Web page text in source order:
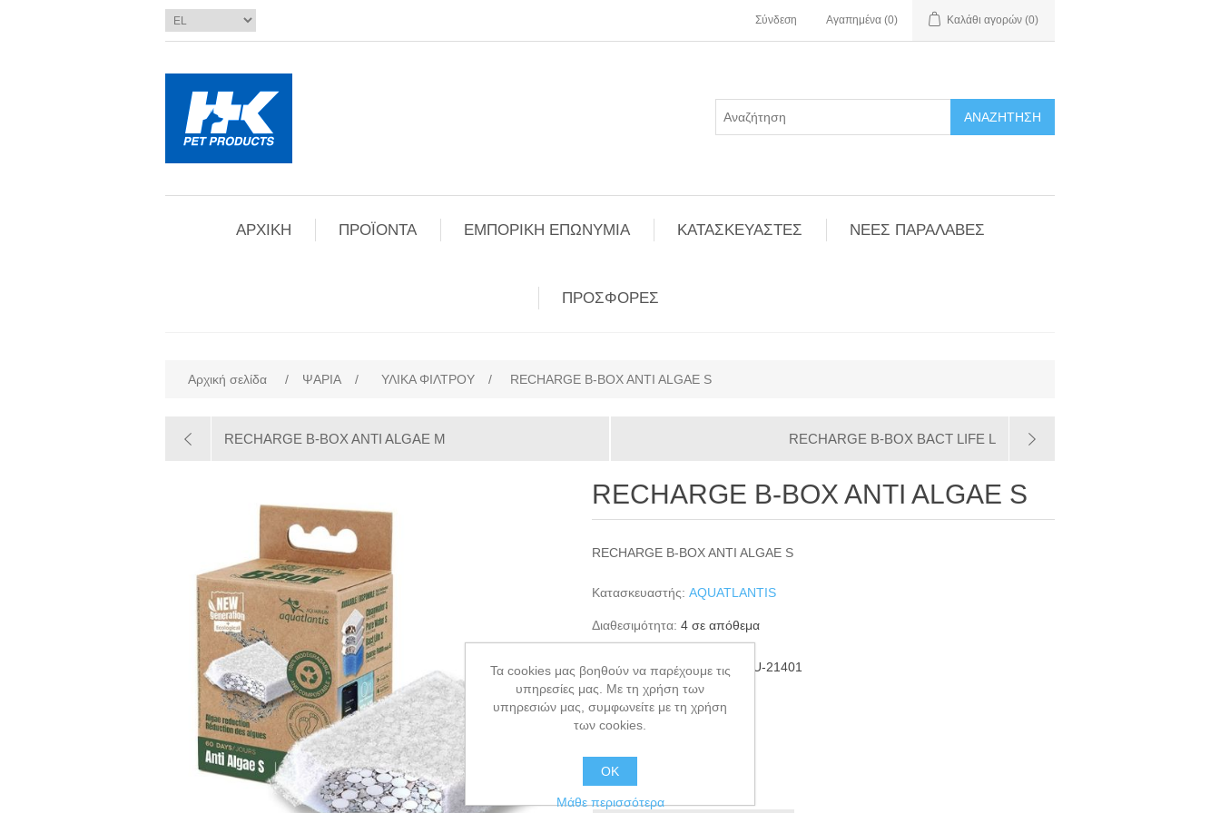
Σύνδεση Αγαπημένα (0) Καλάθι αγορών (0)
ΑΝΑΖΉΤΗΣΗ
ΑΡΧΙΚΗ ΠΡΟΪΟΝΤΑ ΕΜΠΟΡΙΚΗ ΕΠΩΝΥΜΙΑ ΚΑΤΑΣΚΕΥΑΣΤΕΣ ΝΕΕΣ ΠΑΡΑΛΑΒΕΣ
ΠΡΟΣΦΟΡΕΣ
Αρχική σελίδα / ΨΑΡΙΑ / ΥΛΙΚΑ ΦΙΛΤΡΟΥ / RECHARGE B-BOX ANTI ALGAE S
RECHARGE B-BOX ANTI ALGAE M RECHARGE B-BOX BACT LIFE L
RECHARGE B-BOX ANTI ALGAE S
RECHARGE B-BOX ANTI ALGAE S
Κατασκευαστής: AQUATLANTIS
Διαθεσιμότητα: 4 σε απόθεμα
ΚΩΔΙΚΟΣ ΠΡΟΪΟΝΤΟΣ:
AQU-21401
GTIN: 5607329214016
€7,60
Τα cookies μας βοηθούν να παρέχουμε τις
υπηρεσίες μας. Με τη χρήση των
υπηρεσιών μας, συμφωνείτε με τη χρήση
των cookies.
ΟΚ
Μάθε περισσότερα